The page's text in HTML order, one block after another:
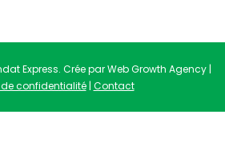
Express. Crée par Web Growth Agency |
de confidentialité| Contact